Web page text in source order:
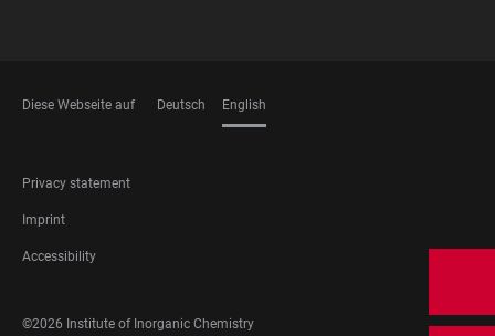
Diese Webseite auf Deutsch English
FOOTER
LEGAL
Privacy statement
Imprint
Accessibility
©2026 Institute of Inorganic Chemistry